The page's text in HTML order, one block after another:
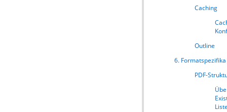
Caching
Outline
6. Formatspezifika
PDF-